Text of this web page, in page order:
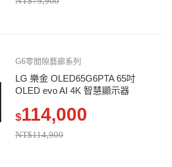
G6零間隙藝廊系列
LG 樂金 OLED65G6PTA 65吋
OLED evo AI 4K 智慧顯示器
$114,000
NT$114,900